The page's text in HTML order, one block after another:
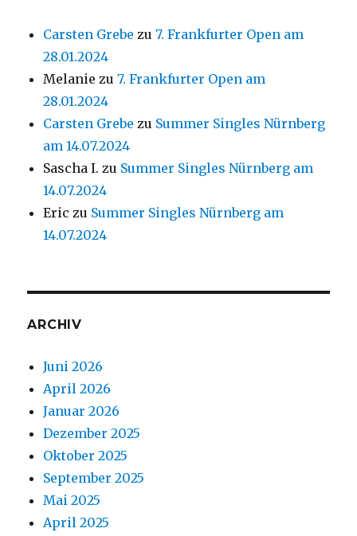
Carsten Grebe zu7. Frankfurter Open am
28.01.2024
Melanie zu7. Frankfurter Open am
28.01.2024
Carsten Grebe zu Summer Singles Nürnberg
am 14.07.2024
Sascha I. zu Summer Singles Nürnberg am
14.07.2024
Eric zu Summer Singles Nürnberg am
14.07.2024
ARCHIV
Juni 2026
April 2026
Januar 2026
Dezember 2025
Oktober 2025
September 2025
Mai 2025
April 2025